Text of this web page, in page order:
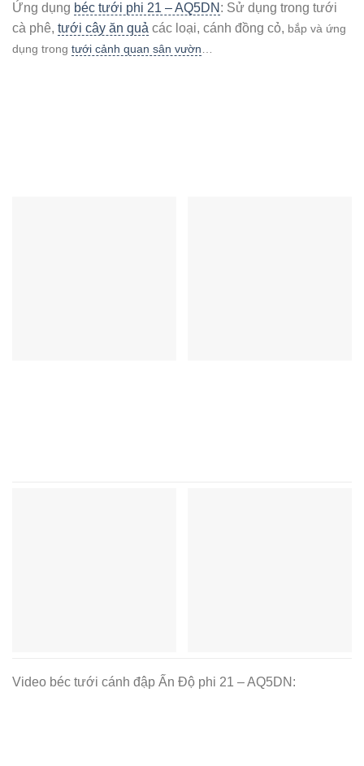
Ứng dụng béc tưới phi 21 – AQ5DN : Sử dụng trong tưới
cà phê, tưới cây ăn quả các loại, cánh đồng cỏ, bắp và ứng
dụng trong tưới cảnh quan sân vườn…
Video béc tưới cánh đập Ấn Độ phi 21 – AQ5DN: